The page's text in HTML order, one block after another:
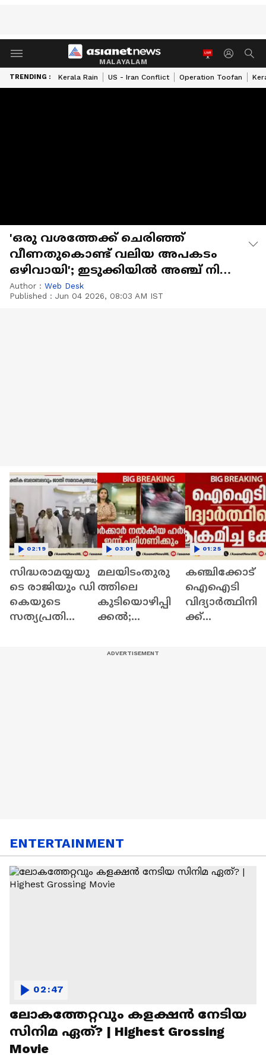
MALAYALAM
TRENDING : Kerala Rain US - Iran Conflict Operation Toofan
'ഒരു വശത്തേക്ക് ചെരിഞ്ഞ്
വീണതുകൊണ്ട് വലിയ അപകടം
ഒഴിവായി'; ഇടുക്കിയിൽ അഞ്ച് നില
കെട്ടിടം ഇടിഞ്ഞു വീണു
Author : Web Desk
Published : Jun 04 2026, 08:03 AM IST
സിദ്ധരാമയ്യയു
ടെ രാജിയും ഡി
കെയുടെ
സത്യപ്രതിജ്ഞ
02:19
മലയിടംതുരു
ത്തിലെ
കുടിയൊഴിപ്പി
ക്കൽ;
03:01
കഞ്ചിക്കോട്
ഐഐടി
വിദ്യാർത്ഥിനി
ക്ക്
01:25
ENTERTAINMENT
ലോകത്തേറ്റവും കളക്ഷൻ നേടിയ
സിനിമ ഏത്? | Highest Grossing
Movie
02:47